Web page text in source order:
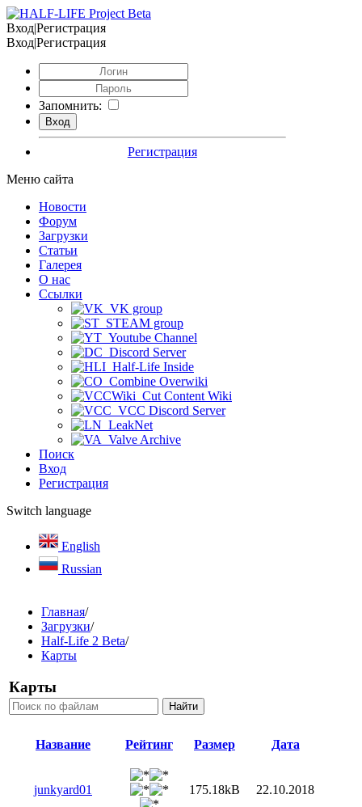
Вход|Регистрация
Вход|Регистрация
Запомнить:
Регистрация
Меню сайта
Новости
Форум
Загрузки
Статьи
Галерея
О нас
Ссылки
VK group
STEAM group
Youtube Channel
Discord Server
Half-Life Inside
Combine Overwiki
Cut Content Wiki
VCC Discord Server
LeakNet
Valve Archive
Поиск
Вход
Регистрация
Switch language
English
Russian
Главная/
Загрузки/
Half-Life 2 Beta/
Карты
Карты
Название Рейтинг Размер Дата
junkyard01 175.18kB 22.10.2018